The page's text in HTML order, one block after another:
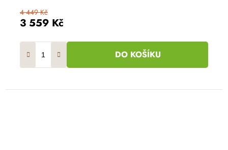
3 559 Kč
4 449 Kč
DO KOŠÍKU